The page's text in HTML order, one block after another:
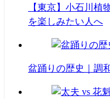
【東京】小石川植
を楽しみたい人へ
盆踊りの歴史｜調